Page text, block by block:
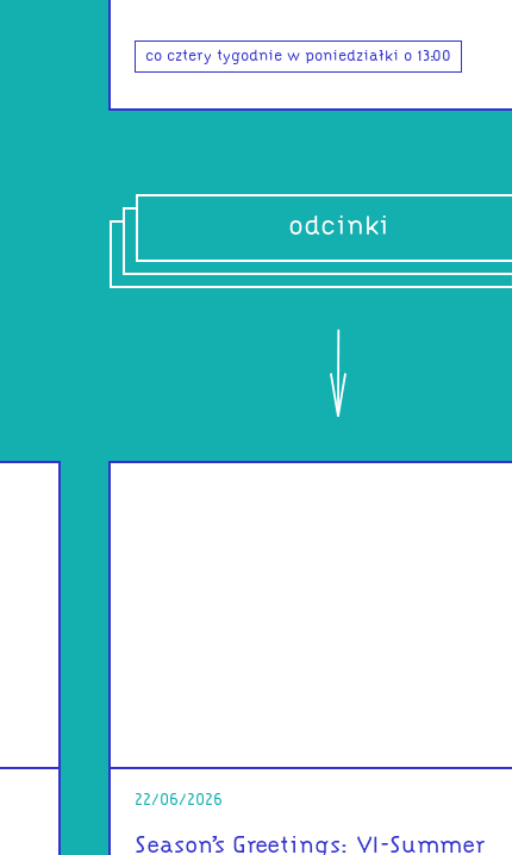
co cztery tygodnie w poniedziałki o 13:00
odcinki
22/06/2026
Season’s Greetings: VI-Summer